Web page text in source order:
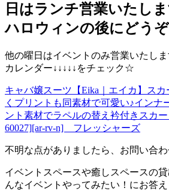
日はランチ営業いたし
ハロウィンの後にどう
他の曜日はイベントのみ営業いたし
カレンダー↓↓↓↓↓をチェック☆
キャバ嬢スーツ【Eika｜エイカ】ス
くプリントも同素材で可愛い♪インナ
ント素材でラペルの替え衿付きスカ
60027][ar-rv-n] フレッシャーズ
不明な点がありましたら、お問い合わ
イベントスペースや癒しスペースの
んなイベントやってみたい！にお答え